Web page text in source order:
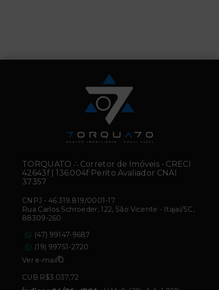
TORQUATO ∴ Corretor de Imóveis - CRECI
42643f | 136.004f Perito Avaliador CNAI
37357
CNPJ - 46.319.819/0001-17
Rua Carlos Schroeder, 122, São Vicente - Itajaí/SC,
88309-260
(47) 99147-9687
(19) 99751-2720
Ver e-mail
CUB R$3.037,72